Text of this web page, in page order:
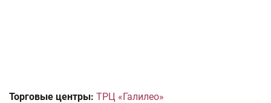
Торговые центры: ТРЦ «Галилео»